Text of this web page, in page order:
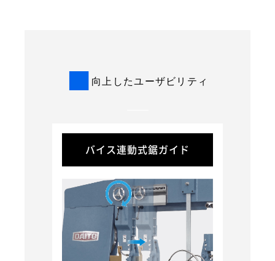
■ 向上したユーザビリティ
バイス連動式鋸ガイド